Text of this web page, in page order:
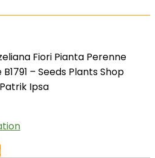
Fiori Pianta Perenne
– Seeds Plants Shop
Ipsa